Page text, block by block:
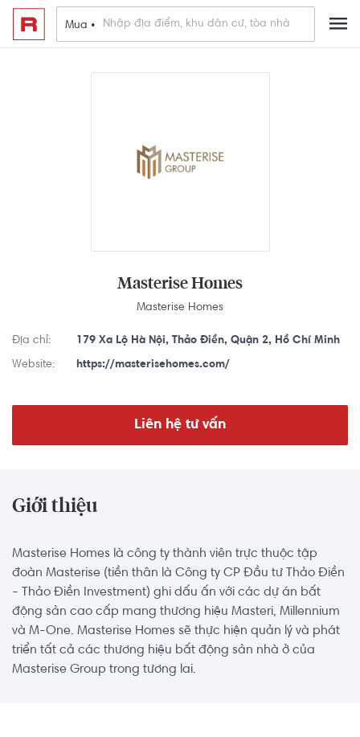
Mua •
Masterise Homes
Masterise Homes
Địa chỉ: 179 Xa Lộ Hà Nội, Thảo Điền, Quận 2, Hồ Chí Minh
Website: https://masterisehomes.com/
Liên hệ tư vấn
Giới thiệu
Masterise Homes là công ty thành viên trực thuộc tập
đoàn Masterise (tiền thân là Công ty CP Đầu tư Thảo Điền
- Thảo Điền Investment) ghi dấu ấn với các dự án bất
động sản cao cấp mang thương hiệu Masteri, Millennium
và M-One. Masterise Homes sẽ thực hiện quản lý và phát
triển tất cả các thương hiệu bất động sản nhà ở của
Masterise Group trong tương lai.